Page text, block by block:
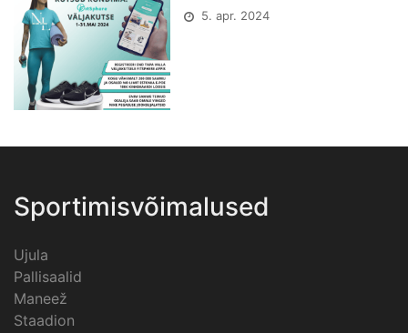
5. apr. 2024
Sportimisvõimalused
Ujula
Pallisaalid
Maneež
Staadion